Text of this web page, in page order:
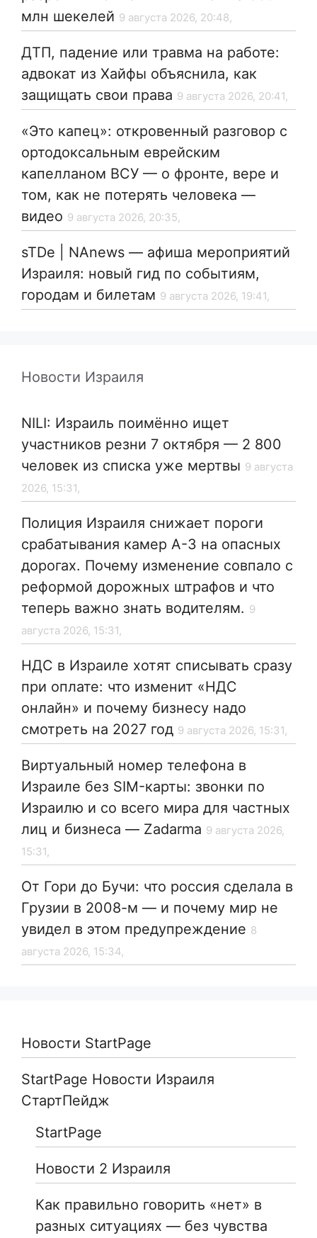
млн шекелей 9 августа 2026, 20:48,
ДТП, падение или травма на работе:
адвокат из Хайфы объяснила, как
защищать свои права 9 августа 2026, 20:41,
«Это капец»: откровенный разговор с
ортодоксальным еврейским
капелланом ВСУ — о фронте, вере и
том, как не потерять человека —
видео 9 августа 2026, 20:35,
sTDe | NAnews — афиша мероприятий
Израиля: новый гид по событиям,
городам и билетам 9 августа 2026, 19:41,
Новости Израиля
NILI: Израиль поимённо ищет
участников резни 7 октября — 2 800
человек из списка уже мертвы 9 августа
2026, 15:31,
Полиция Израиля снижает пороги
срабатывания камер А-3 на опасных
дорогах. Почему изменение совпало с
реформой дорожных штрафов и что
теперь важно знать водителям. 9
августа 2026, 15:31,
НДС в Израиле хотят списывать сразу
при оплате: что изменит «НДС
онлайн» и почему бизнесу надо
смотреть на 2027 год 9 августа 2026, 15:31,
Виртуальный номер телефона в
Израиле без SIM-карты: звонки по
Израилю и со всего мира для частных
лиц и бизнеса — Zadarma 9 августа 2026,
15:31,
От Гори до Бучи: что россия сделала в
Грузии в 2008-м — и почему мир не
увидел в этом предупреждение 8
августа 2026, 15:34,
Новости StartPage
StartPage Новости Израиля
СтартПейдж
StartPage
Новости 2 Израиля
Как правильно говорить «нет» в
разных ситуациях — без чувства